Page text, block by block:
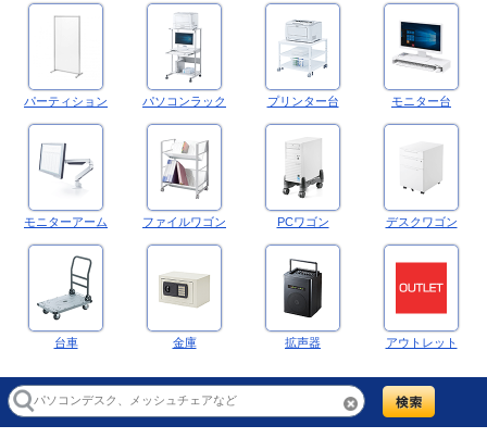
パーティション パソコンラック プリンター台 モニター台
モニターアーム ファイルワゴン PCワゴン デスクワゴン
台車 金庫 拡声器 アウトレット